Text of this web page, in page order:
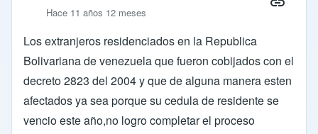
Hace 11 años 12 meses
Los extranjeros residenciados en la Republica
Bolivariana de venezuela que fueron cobijados con el
decreto 2823 del 2004 y que de alguna manera esten
afectados ya sea porque su cedula de residente se
vencio este año,no logro completar el proceso